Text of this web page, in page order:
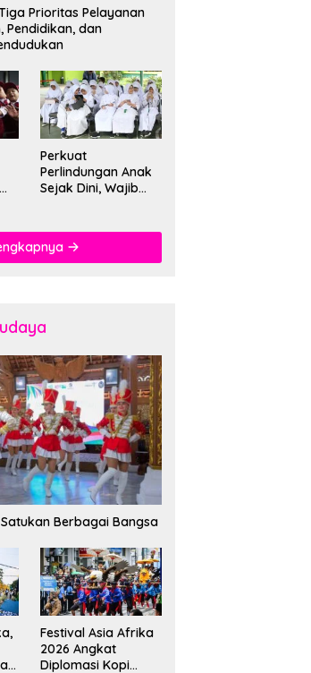
Prioritas Pelayanan
Pendidikan, dan
Perkuat
Perlindungan Anak
Sejak Dini, Wajib
Kekerasan
Berbagai Bangsa
Festival Asia Afrika
2026 Angkat
Diplomasi Kopi